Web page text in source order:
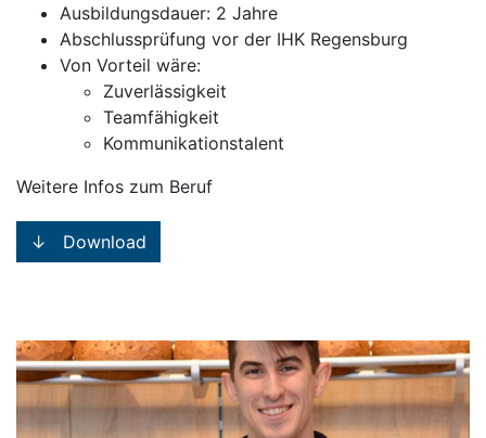
Ausbildungsdauer: 2 Jahre
Abschlussprüfung vor der IHK Regensburg
Von Vorteil wäre:
Zuverlässigkeit
Teamfähigkeit
Kommunikationstalent
Weitere Infos zum Beruf
↓ Download